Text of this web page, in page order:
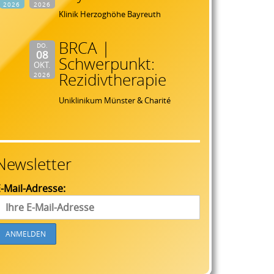
2026 2026
Klinik Herzoghöhe Bayreuth
DO.
08
OKT.
2026
BRCA |
Schwerpunkt:
Rezidivtherapie
Uniklinikum Münster & Charité
Mail-Adresse: